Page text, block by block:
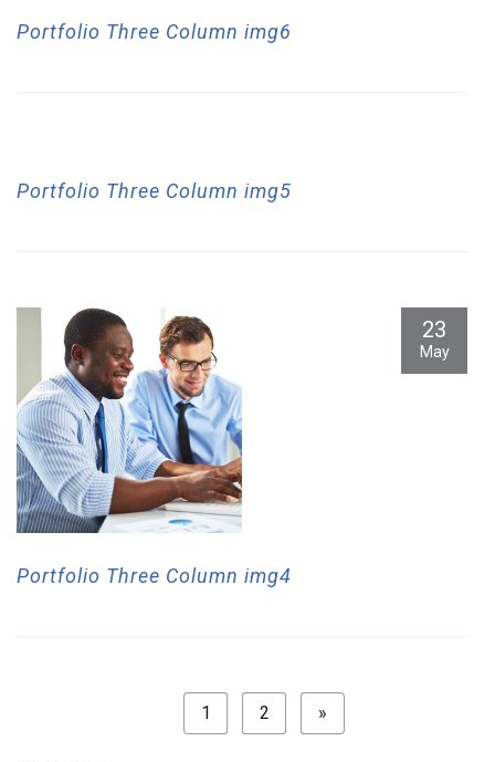
Portfolio Three Column img6
Portfolio Three Column img5
23
May
Portfolio Three Column img4
1 2 »